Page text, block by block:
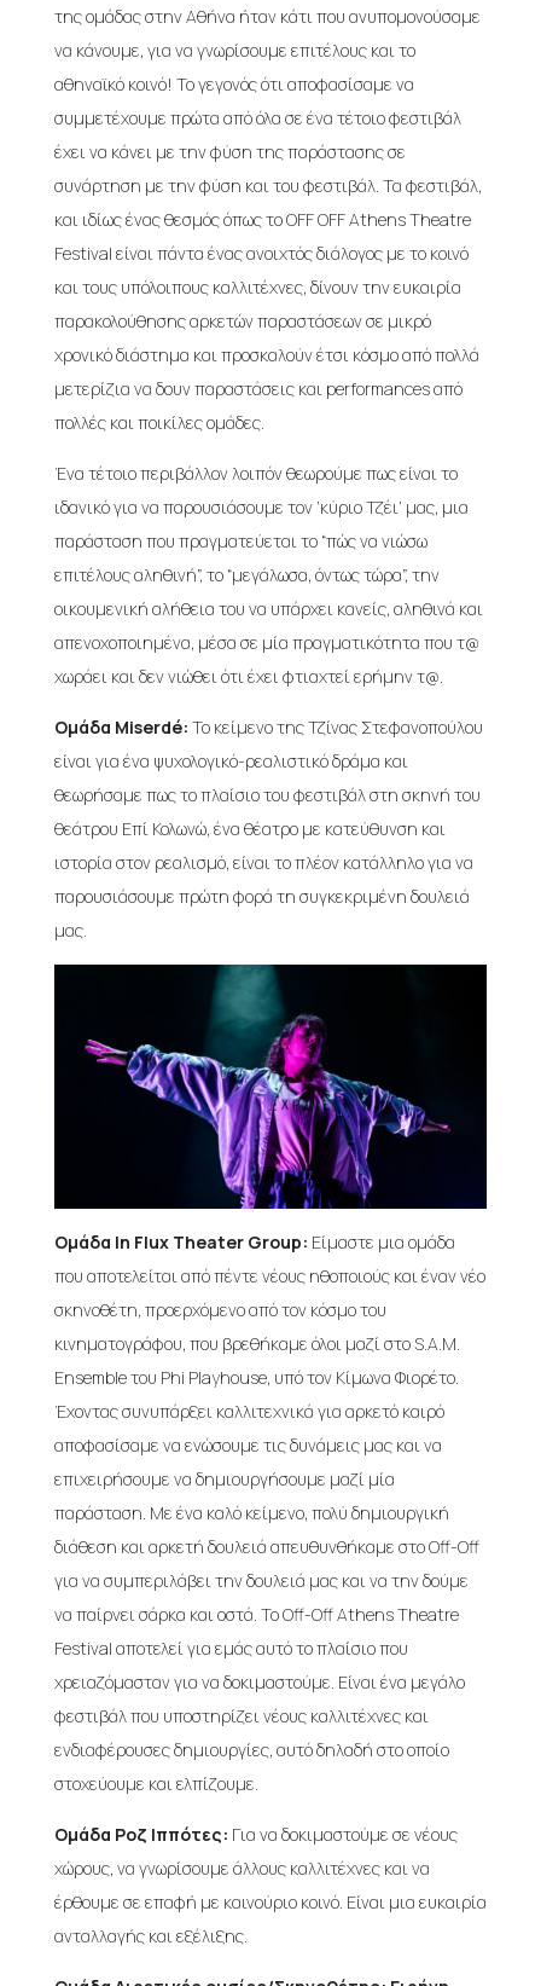
της ομάδας στην Αθήνα ήταν κάτι που ανυπομονούσαμε
να κάνουμε, για να γνωρίσουμε επιτέλους και το
αθηναϊκό κοινό! Το γεγονός ότι αποφασίσαμε να
συμμετέχουμε πρώτα από όλα σε ένα τέτοιο φεστιβάλ
έχει να κάνει με την φύση της παράστασης σε
συνάρτηση με την φύση και του φεστιβάλ. Τα φεστιβάλ,
και ιδίως ένας θεσμός όπως το OFF OFF Athens Theatre
Festival είναι πάντα ένας ανοιχτός διάλογος με το κοινό
και τους υπόλοιπους καλλιτέχνες, δίνουν την ευκαιρία
παρακολούθησης αρκετών παραστάσεων σε μικρό
χρονικό διάστημα και προσκαλούν έτσι κόσμο από πολλά
μετερίζια να δουν παραστάσεις και performances από
πολλές και ποικίλες ομάδες.
Ένα τέτοιο περιβάλλον λοιπόν θεωρούμε πως είναι το
ιδανικό για να παρουσιάσουμε τον ‘κύριο Τζέι’ μας, μια
παράσταση που πραγματεύεται το “πώς να νιώσω
επιτέλους αληθινή”, το “μεγάλωσα, όντως τώρα”, την
οικουμενική αλήθεια του να υπάρχει κανείς, αληθινά και
απενοχοποιημένα, μέσα σε μία πραγματικότητα που τ@
χωράει και δεν νιώθει ότι έχει φτιαχτεί ερήμην τ@.
Ομάδα Miserdé: Το κείμενο της Τζίνας Στεφανοπούλου
είναι για ένα ψυχολογικό-ρεαλιστικό δράμα και
θεωρήσαμε πως το πλαίσιο του φεστιβάλ στη σκηνή του
θεάτρου Επί Κολωνώ, ένα θέατρο με κατεύθυνση και
ιστορία στον ρεαλισμό, είναι το πλέον κατάλληλο για να
παρουσιάσουμε πρώτη φορά τη συγκεκριμένη δουλειά
μας.
Ομάδα In Flux Theater Group: Είμαστε μια ομάδα
που αποτελείται από πέντε νέους ηθοποιούς και έναν νέο
σκηνοθέτη, προερχόμενο από τον κόσμο του
κινηματογράφου, που βρεθήκαμε όλοι μαζί στο S.A.M.
Ensemble του Phi Playhouse, υπό τον Κίμωνα Φιορέτο.
Έχοντας συνυπάρξει καλλιτεχνικά για αρκετό καιρό
αποφασίσαμε να ενώσουμε τις δυνάμεις μας και να
επιχειρήσουμε να δημιουργήσουμε μαζί μία
παράσταση. Με ένα καλό κείμενο, πολύ δημιουργική
διάθεση και αρκετή δουλειά απευθυνθήκαμε στο Off-Off
για να συμπεριλάβει την δουλειά μας και να την δούμε
να παίρνει σάρκα και οστά. Το Off-Off Athens Theatre
Festival αποτελεί για εμάς αυτό το πλαίσιο που
χρειαζόμασταν για να δοκιμαστούμε. Είναι ένα μεγάλο
φεστιβάλ που υποστηρίζει νέους καλλιτέχνες και
ενδιαφέρουσες δημιουργίες, αυτό δηλαδή στο οποίο
στοχεύουμε και ελπίζουμε.
Ομάδα Ροζ Ιππότες: Για να δοκιμαστούμε σε νέους
χώρους, να γνωρίσουμε άλλους καλλιτέχνες και να
έρθουμε σε επαφή με καινούριο κοινό. Είναι μια ευκαιρία
ανταλλαγής και εξέλιξης.